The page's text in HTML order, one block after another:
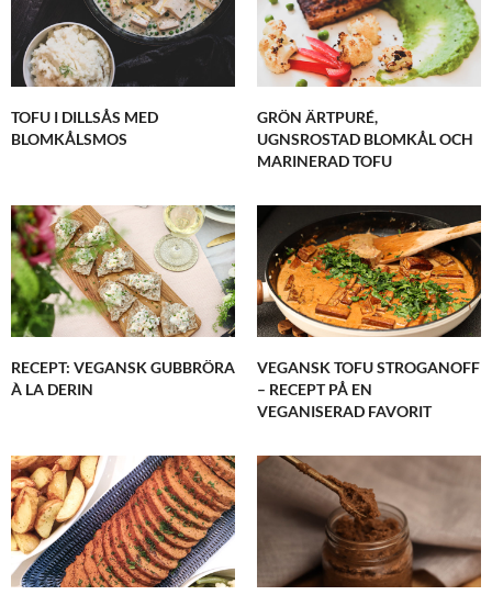
TOFU I DILLSÅS MED
BLOMKÅLSMOS
GRÖN ÄRTPURÉ,
UGNSROSTAD BLOMKÅL OCH
MARINERAD TOFU
RECEPT: VEGANSK GUBBRÖRA
À LA DERIN
VEGANSK TOFU STROGANOFF
– RECEPT PÅ EN
VEGANISERAD FAVORIT